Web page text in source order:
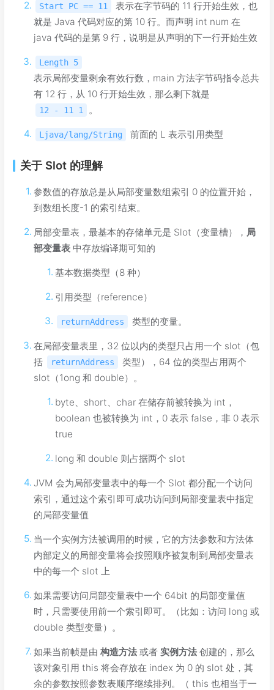
Start PC == 11
表示在字节码的 11 行开始生效，也
就是 Java 代码对应的第 10 行。而声明 int num 在
java 代码的是第 9 行，说明是从声明的下一行开始生效
Length 5
表示局部变量剩余有效行数，main 方法字节码指令总共
有 12 行，从 10 行开始生效，那么剩下就是
12 - 11 1 。
Ljava/lang/String 前面的 L 表示引用类型
关于 Slot 的理解
参数值的存放总是从局部变量数组索引 0 的位置开始，
到数组长度-1 的索引结束。
局部变量表，最基本的存储单元是 Slot（变量槽）， 局
部变量表 中存放编译期可知的
基本数据类型（8 种）
引用类型（reference）
returnAddress 类型的变量。
在局部变量表里，32 位以内的类型只占用一个 slot（包
括
returnAddress
类型），64 位的类型占用两个
slot（1ong 和 double）。
byte、short、char 在储存前被转换为 int，
boolean 也被转换为 int，0 表示 false，非 0 表示
true
long 和 double 则占据两个 slot
JVM 会为局部变量表中的每一个 Slot 都分配一个访问
索引，通过这个索引即可成功访问到局部变量表中指定
的局部变量值
当一个实例方法被调用的时候，它的方法参数和方法体
内部定义的局部变量将会按照顺序被复制到局部变量表
中的每一个 slot 上
如果需要访问局部变量表中一个 64bit 的局部变量值
时，只需要使用前一个索引即可。（比如：访问 long 或
double 类型变量）。
如果当前帧是由构造方法 或者实例方法 创建的，那么
该对象引用 this 将会存放在 index 为 0 的 slot 处，其
余的参数按照参数表顺序继续排列。（ this 也相当于一